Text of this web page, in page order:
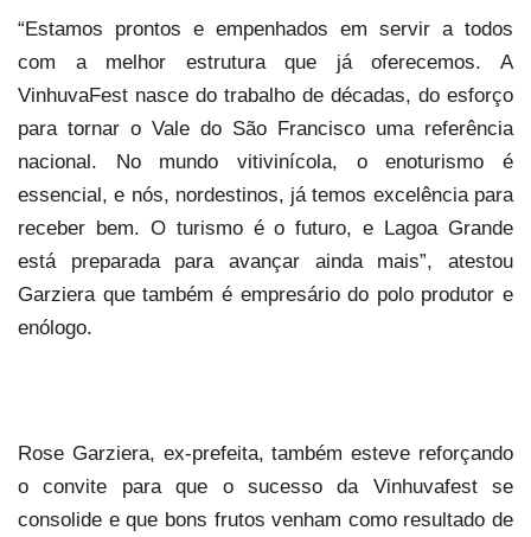
“Estamos prontos e empenhados em servir a todos
com a melhor estrutura que já oferecemos. A
VinhuvaFest nasce do trabalho de décadas, do esforço
para tornar o Vale do São Francisco uma referência
nacional. No mundo vitivinícola, o enoturismo é
essencial, e nós, nordestinos, já temos excelência para
receber bem. O turismo é o futuro, e Lagoa Grande
está preparada para avançar ainda mais”, atestou
Garziera que também é empresário do polo produtor e
enólogo.
Rose Garziera, ex-prefeita, também esteve reforçando
o convite para que o sucesso da Vinhuvafest se
consolide e que bons frutos venham como resultado de